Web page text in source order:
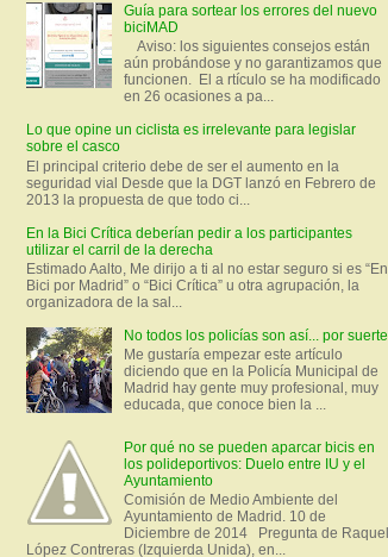
Guía para sortear los errores del nuevo
biciMAD
Aviso: los siguientes consejos están
aún probándose y no garantizamos que
funcionen. El a rtículo se ha modificado
en 26 ocasiones a pa...
Lo que opine un ciclista es irrelevante para legislar
sobre el casco
El principal criterio debe de ser el aumento en la
seguridad vial Desde que la DGT lanzó en Febrero de
2013 la propuesta de que todo ci...
En la Bici Crítica deberían pedir a los participantes
utilizar el carril de la derecha
Estimado Aalto, Me dirijo a ti al no estar seguro si es “En
Bici por Madrid” o “Bici Crítica” u otra agrupación, la
organizadora de la sal...
No todos los policías son así... por suerte
Me gustaría empezar este artículo
diciendo que en la Policía Municipal de
Madrid hay gente muy profesional, muy
educada, que conoce bien la ...
Por qué no se pueden aparcar bicis en
los polideportivos: Duelo entre IU y el
Ayuntamiento
Comisión de Medio Ambiente del
Ayuntamiento de Madrid. 10 de
Diciembre de 2014 Pregunta de Raquel
López Contreras (Izquierda Unida), en...